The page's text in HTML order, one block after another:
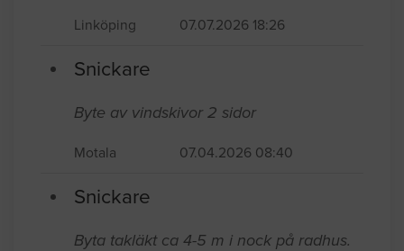
Linköping 07.07.2026 18:26
Snickare
Byte av vindskivor 2 sidor
Motala 07.04.2026 08:40
Snickare
Byta takläkt ca 4-5 m i nock på radhus.